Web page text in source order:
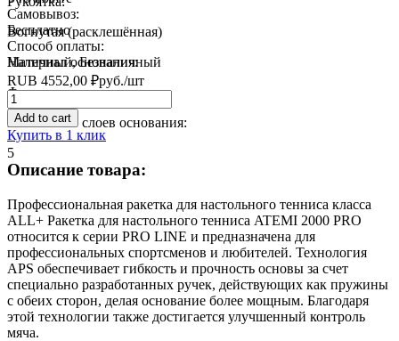
Вогнутая (расклешённая)
Материал основания:
Фанера
Количество слоев основания:
5
Самовывоз:
Бесплатно
Способ оплаты:
Наличный, Безналичный
RUB 4552,00 ₽руб./шт
Quantity
Add to cart
Купить в 1 клик
Описание товара:
Профессиональная ракетка для настольного тенниса класса
ALL+ Ракетка для настольного тенниса ATEMI 2000 PRO
относится к серии PRO LINE и предназначена для
профессиональных спортсменов и любителей. Технология
APS обеспечивает гибкость и прочность основы за счет
специально разработанных ручек, действующих как пружины
с обеих сторон, делая основание более мощным. Благодаря
этой технологии также достигается улучшенный контроль
мяча.